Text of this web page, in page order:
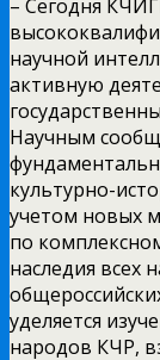
– Сегодня
научной
активную
Научным
культурно-
учетом новых
по
наследия всех
уделяется
народов КЧР,